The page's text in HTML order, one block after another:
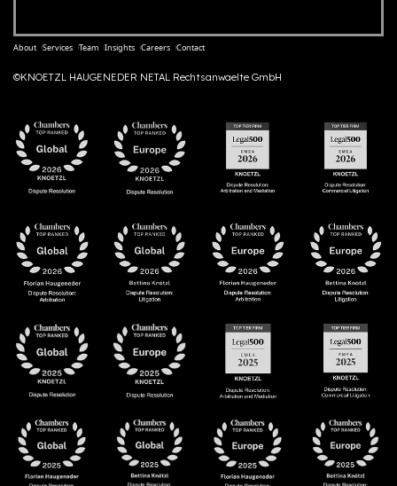
About Services Team Insights Careers Contact
©KNOETZL HAUGENEDER NETAL Rechtsanwaelte GmbH